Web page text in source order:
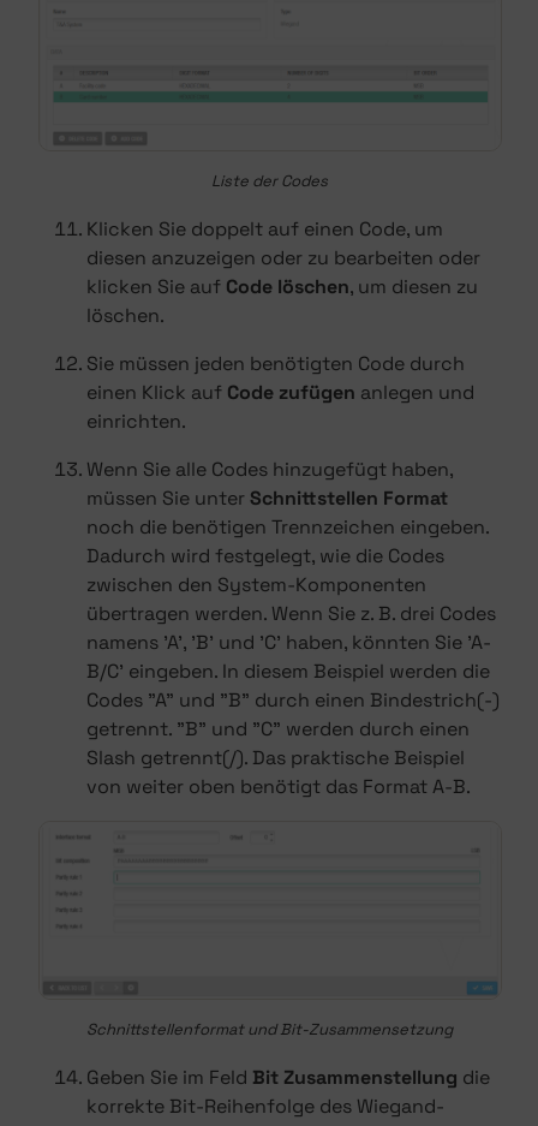
Liste der Codes
Klicken Sie doppelt auf einen Code, um
diesen anzuzeigen oder zu bearbeiten oder
klicken Sie auf Code löschen, um diesen zu
löschen.
Sie müssen jeden benötigten Code durch
einen Klick auf Code zufügen anlegen und
einrichten.
Wenn Sie alle Codes hinzugefügt haben,
müssen Sie unterSchnittstellen Format
noch die benötigen Trennzeichen eingeben.
Dadurch wird festgelegt, wie die Codes
zwischen den System-Komponenten
übertragen werden. Wenn Sie z. B. drei Codes
namens 'A', 'B' und 'C' haben, könnten Sie 'A-
B/C' eingeben. In diesem Beispiel werden die
Codes "A" und "B" durch einen Bindestrich(-)
getrennt. "B" und "C" werden durch einen
Slash getrennt(/). Das praktische Beispiel
von weiter oben benötigt das Format A-B.
Schnittstellenformat und Bit-Zusammensetzung
Geben Sie im Feld Bit Zusammenstellung die
korrekte Bit-Reihenfolge des Wiegand-